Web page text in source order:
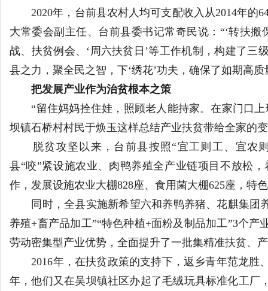
2020年，台前县农村人均可支配收入从2014年的
大常委会副主任、台前县委书记常奇民说：“‘转扶
战、扶贫例会、‘周六扶贫日’等工作机制，构建了
县之力，聚全民之智，下‘绣花’功夫，确保了如期高
把发展产业作为治贫根本之策
“留住妈妈拴住娃，照顾老人能持家。在家门口上
坝镇石桥村村民于焕玉这样总结产业扶贫带给全家的
脱贫攻坚以来，台前县按照“宜工则工、宜农
县“咬”紧设施农业、肉鸭养殖全产业链项目不放松
作，发展设施农业大棚828座、食用菌大棚625座，特
同时，全县实施新希望六和养鸭养猪、花麒集团
养殖+畜产品加工”“特色种植+面粉及制品加工”3个
劳动密集型产业优势，全面提升了一批集精准扶贫、
2016年，在扶贫政策的支持下，返乡青年范龙胜
年，他们又在吴坝镇社区办起了毛绒玩具标准化工厂